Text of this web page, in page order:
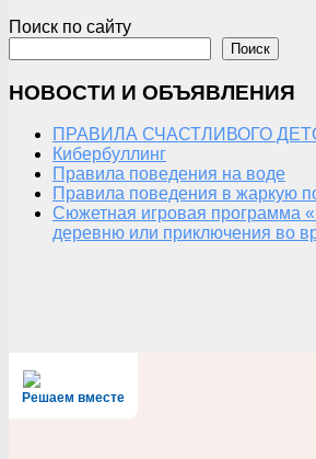
Поиск по сайту
Поиск
НОВОСТИ И ОБЪЯВЛЕНИЯ
ПРАВИЛА СЧАСТЛИВОГО
Кибербуллинг
Правила поведения на воде
Правила поведения в жаркую
Сюжетная игровая программа
деревню или приключения во
Решаем вместе